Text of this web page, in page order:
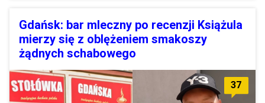
Gdańsk: bar mleczny po recenzji Książula
mierzy się z oblężeniem smakoszy
żądnych schabowego
37